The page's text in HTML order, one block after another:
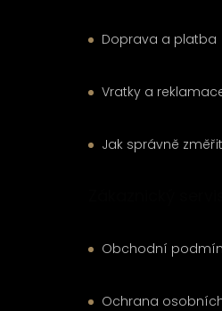
Doprava a platba
Vratky a
Jak správně
Obchodní
Ochrana